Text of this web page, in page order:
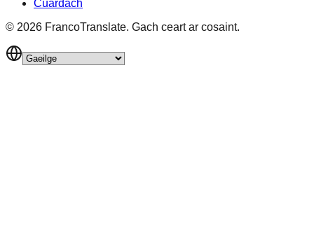
Cuardach
© 2026 FrancoTranslate. Gach ceart ar cosaint.